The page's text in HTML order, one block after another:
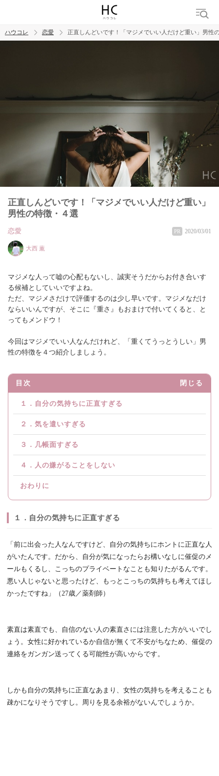
恋愛
ハウコレ 恋愛 正直しんどいです！「マジメでいい人だけど重い」男性
正直しんどいです！「マジメでいい人だけど重い」
男性の特徴・４選
恋愛 PR 2020/03/01
大西 薫
マジメな人って嘘の心配もないし、誠実そうだからお付き合いす
る候補としていいですよね。
ただ、マジメさだけで評価するのは少し早いです。マジメなだけ
ならいいんですが、そこに『重さ』もおまけで付いてくると、と
ってもメンドウ！
今回はマジメでいい人なんだけれど、「重くてうっとうしい」男
性の特徴を４つ紹介しましょう。
目次 閉じる
１．自分の気持ちに正直すぎる
２．気を遣いすぎる
３．几帳面すぎる
４．人の嫌がることをしない
おわりに
１．自分の気持ちに正直すぎる
「前に出会った人なんですけど、自分の気持ちにホントに正直な人
がいたんです。だから、自分が気になったらお構いなしに催促のメ
ールもくるし、こっちのプライベートなことも知りたがるんです。
悪い人じゃないと思ったけど、もっとこっちの気持ちも考えてほし
かったですね」（27歳／薬剤師）
素直は素直でも、自信のない人の素直さには注意した方がいいでし
ょう。女性に好かれているか自信が無くて不安がちなため、催促の
連絡をガンガン送ってくる可能性が高いからです。
しかも自分の気持ちに正直なあまり、女性の気持ちを考えることも
疎かになりそうですし。周りを見る余裕がないんでしょうか。